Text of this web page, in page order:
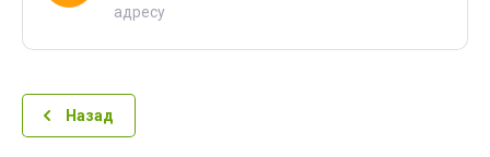
адресу
Назад